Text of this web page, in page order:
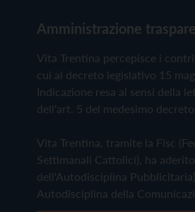
Amministrazione
Vita Trentina percepisce i
cui al decreto legislativo 15
Indicazione resa ai sensi della
dell'art. 5 del medesimo decreto
Vita Trentina, tramite la Fisc
Settimanali Cattolici), ha
dell'Autodisciplina
Autodisciplina della